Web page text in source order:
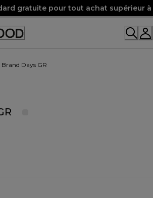
gratuite pour tout achat supérieur
Brand Days GR